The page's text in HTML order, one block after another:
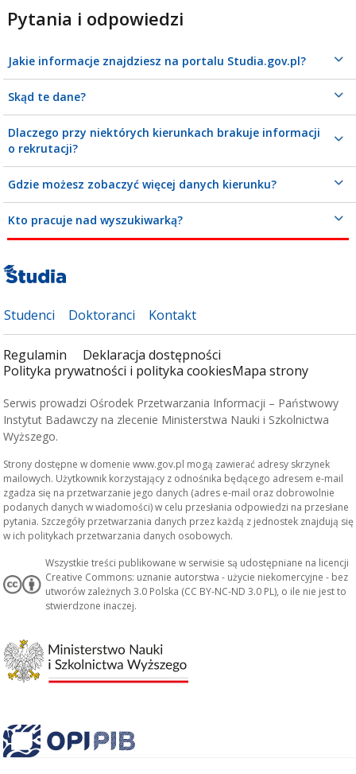
Pytania i odpowiedzi
Jakie informacje znajdziesz na portalu Studia.gov.pl?
Skąd te dane?
Dlaczego przy niektórych kierunkach brakuje informacji
o rekrutacji?
Gdzie możesz zobaczyć więcej danych kierunku?
Kto pracuje nad wyszukiwarką?
Studenci Doktoranci Kontakt
Regulamin
Deklaracja dostępności
Polityka prywatności i polityka cookiesMapa strony
Serwis prowadzi Ośrodek Przetwarzania Informacji – Państwowy
Instytut Badawczy na zlecenie Ministerstwa Nauki i Szkolnictwa
Wyższego.
Strony dostępne w domenie www.gov.pl mogą zawierać adresy skrzynek
mailowych. Użytkownik korzystający z odnośnika będącego adresem e-mail
zgadza się na przetwarzanie jego danych (adres e-mail oraz dobrowolnie
podanych danych w wiadomości) w celu przesłania odpowiedzi na przesłane
pytania. Szczegóły przetwarzania danych przez każdą z jednostek znajdują się
w ich politykach przetwarzania danych osobowych.
Wszystkie treści publikowane w serwisie są udostępniane na licencji
Creative Commons: uznanie autorstwa - użycie niekomercyjne - bez
utworów zależnych 3.0 Polska (CC BY-NC-ND 3.0 PL), o ile nie jest to
stwierdzone inaczej.